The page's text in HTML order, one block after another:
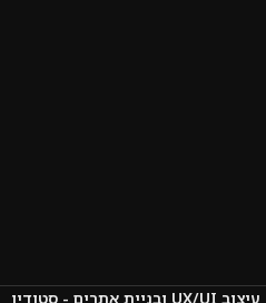
עיצוב UX/UI ובניית אתרים - סטודיו